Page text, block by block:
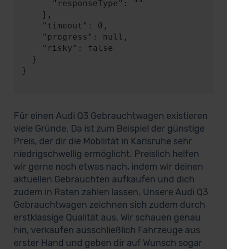
}
Für einen Audi Q3 Gebrauchtwagen existieren
viele Gründe. Da ist zum Beispiel der günstige
Preis, der dir die Mobilität in Karlsruhe sehr
niedrigschwellig ermöglicht. Preislich helfen
wir gerne noch etwas nach, indem wir deinen
aktuellen Gebrauchten aufkaufen und dich
zudem in Raten zahlen lassen. Unsere Audi Q3
Gebrauchtwagen zeichnen sich zudem durch
erstklassige Qualität aus. Wir schauen genau
hin, verkaufen ausschließlich Fahrzeuge aus
erster Hand und geben dir auf Wunsch sogar